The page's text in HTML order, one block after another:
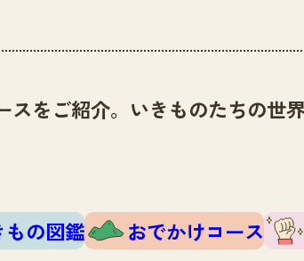
をご紹介。いきものたちの世
もの図鑑 おでかけコース